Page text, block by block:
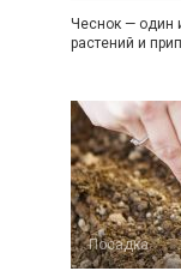
Чеснок — один
растений и
Посадка